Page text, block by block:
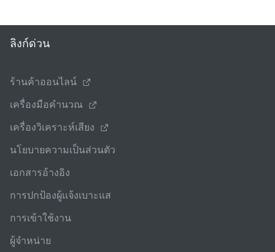
ลิงก์ด่วน
ร้านค้าออนไลน์
เครื่องมือคํานวณ
เครื่องวิเคราะห์เสียง
นโยบายความเป็นส่วนตัว
เอกสารอ้างอิง
การปกป้องผู้แจ้งเบาะแส
การเข้าใช้งาน
ผู้จําหน่าย